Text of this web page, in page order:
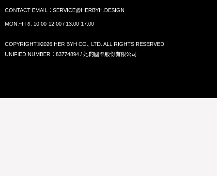
CONTACT EMAIL： SERVICE@HERBYH.DESIGN
MON.~FRI. 10:00-12:00 / 13:00-17:00
COPYRIGHT©2026 HER BYH CO., LTD. ALL RIGHTS RESERVED.
UNIFIED NUMBER：83774894 / 她的國際股份有限公司